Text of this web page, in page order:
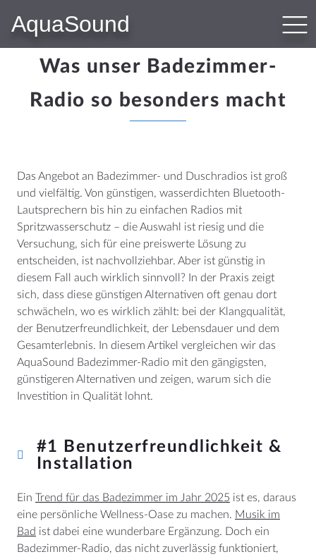
AquaSound
Was unser Badezimmer-
Radio so besonders macht
Das Angebot an Badezimmer- und Duschradios ist groß
und vielfältig. Von günstigen, wasserdichten Bluetooth-
Lautsprechern bis hin zu einfachen Radios mit
Spritzwasserschutz – die Auswahl ist riesig und die
Versuchung, sich für eine preiswerte Lösung zu
entscheiden, ist nachvollziehbar. Aber ist günstig in
diesem Fall auch wirklich sinnvoll? In der Praxis zeigt
sich, dass diese günstigen Alternativen oft genau dort
schwächeln, wo es wirklich zählt: bei der Klangqualität,
der Benutzerfreundlichkeit, der Lebensdauer und dem
Gesamterlebnis. In diesem Artikel vergleichen wir das
AquaSound Badezimmer-Radio mit den gängigsten,
günstigeren Alternativen und zeigen, warum sich die
Investition in Qualität lohnt.
#1 Benutzerfreundlichkeit &
Installation
Ein Trend für das Badezimmer im Jahr 2025 ist es, daraus
eine persönliche Wellness-Oase zu machen. Musik im
Bad ist dabei eine wunderbare Ergänzung. Doch ein
Badezimmer-Radio, das nicht zuverlässig funktioniert,